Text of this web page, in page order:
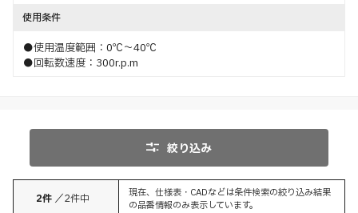
使用条件
●使用温度範囲：0℃～40℃
●回転数速度：300r.p.m
絞り込み
2件 ／2件中
現在、仕様表・CADなどは条件検索の絞り込み結果
の品番情報のみ表示しています。